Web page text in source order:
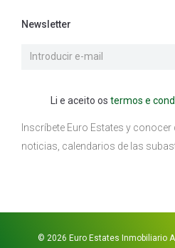
Newsletter
Li e aceito os termos e
Inscríbete Euro Estates y
noticias, calendarios de las
© 2026 Euro Estates Inmobiliario